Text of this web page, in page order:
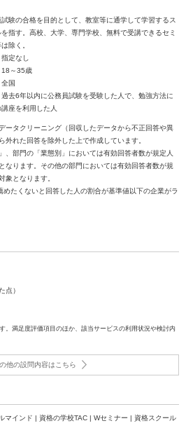
試験の合格を目的として、教室等に通学して学習するス
を指す。高校、大学、専門学校、無料で受講できるセミ
除く。
定なし
18～35歳
国
過去6年以内に公務員試験を受験した人で、勉強方法に
座を利用した人
ータクリーニング（回収したデータから不正回答や異
れた回答を除外した上で作成しています。
部門の「業態別」においては有効回答者数が規定人
なります。その他の部門においては有効回答者数が規
象となります。
たくないと回答した人の割合が基準値以下の企業がラ
点）
。満足度評価項目のほか、該当サービスの利用状況や検討内
他の設問内容はこちら
マインド | 資格の学校TAC | Wセミナー | 資格スクール